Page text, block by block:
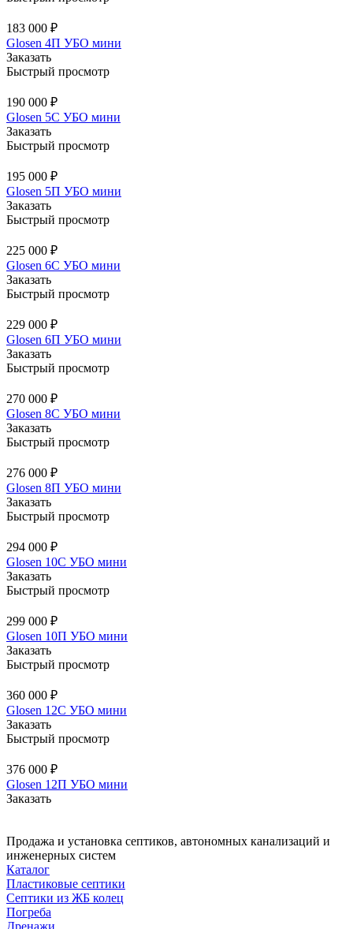
183 000 ₽
Glosen 4П УБО мини
Заказать
Быстрый просмотр
190 000 ₽
Glosen 5C УБО мини
Заказать
Быстрый просмотр
195 000 ₽
Glosen 5П УБО мини
Заказать
Быстрый просмотр
225 000 ₽
Glosen 6C УБО мини
Заказать
Быстрый просмотр
229 000 ₽
Glosen 6П УБО мини
Заказать
Быстрый просмотр
270 000 ₽
Glosen 8C УБО мини
Заказать
Быстрый просмотр
276 000 ₽
Glosen 8П УБО мини
Заказать
Быстрый просмотр
294 000 ₽
Glosen 10C УБО мини
Заказать
Быстрый просмотр
299 000 ₽
Glosen 10П УБО мини
Заказать
Быстрый просмотр
360 000 ₽
Glosen 12C УБО мини
Заказать
Быстрый просмотр
376 000 ₽
Glosen 12П УБО мини
Заказать
Продажа и установка септиков, автономных канализаций и
инженерных систем
Каталог
Пластиковые септики
Септики из ЖБ колец
Погреба
Дренажи